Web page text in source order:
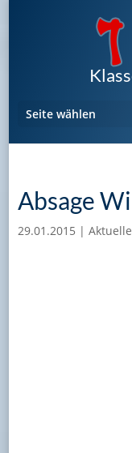
Seite wählen
Absage
29.01.2015 |